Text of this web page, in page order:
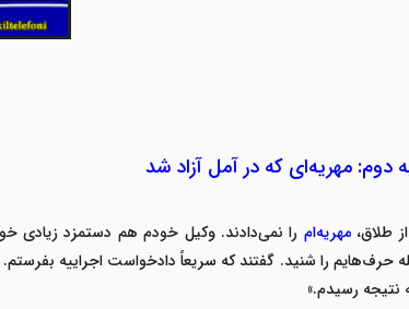
دوم: مهریه‌ای که در آمل آزاد شد
طلاق،مهریه‌ام را نمی‌دادند. وکیل خودم هم دستمزد زیادی
حرف‌هایم را شنید. گفتند که سریعاً دادخواست اجراییه بفرستم.
نتیجه رسیدم.»